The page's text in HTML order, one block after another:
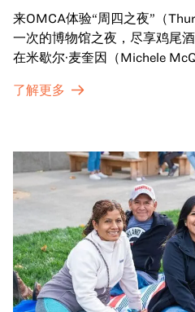
来OMCA体验“周四之夜”（
一次的博物馆之夜，尽享鸡尾
在米歇尔·麦奎因（Michele
探索那些在夜幕下焕发活力的
了解更多